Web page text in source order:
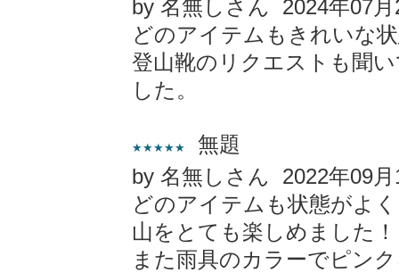
by 名無しさん 2024年07月
どのアイテムもきれいな
登山靴のリクエストも聞
した。
★★★★★
無題
by 名無しさん 2022年09月
どのアイテムも状態がよ
山をとても楽しめました！
また雨具のカラーでピン